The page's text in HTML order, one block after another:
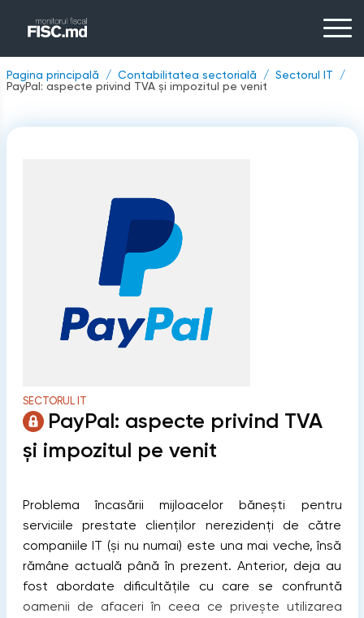
Pagina principală Contabilitatea sectorială
Sectorul IT
PayPal: aspecte privind TVA și impozitul pe venit
SECTORUL IT
PayPal: aspecte privind TVA
și impozitul pe venit
Problema încasării mijloacelor bănești pentru
serviciile prestate clienților nerezidenți de către
companiile IT (și nu numai) este una mai veche, însă
rămâne actuală până în prezent. Anterior, deja au
fost abordate dificultățile cu care se confruntă
oamenii de afaceri în ceea ce privește utilizarea